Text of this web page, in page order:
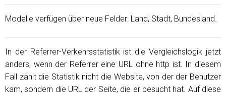
Modelle verfügen über neue Felder: Land, Stadt, Bundesland.
In der Referrer-Verkehrsstatistik ist die Vergleichslogik jetzt
anders, wenn der Referrer eine URL ohne http ist. In diesem
Fall zählt die Statistik nicht die Website, von der der Benutzer
kam, sondern die URL der Seite, die er besucht hat. Auf diese